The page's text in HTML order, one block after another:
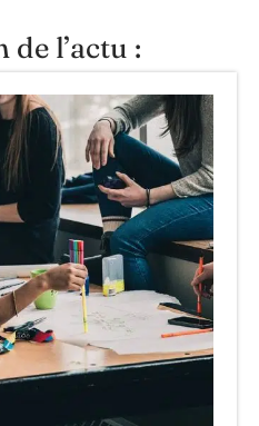
l’actu :